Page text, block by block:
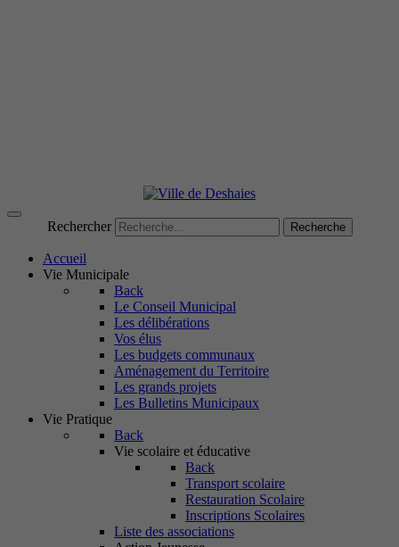
Rechercher Recherche
Accueil
Vie Municipale
Back
Le Conseil Municipal
Les délibérations
Vos élus
Les budgets communaux
Aménagement du Territoire
Les grands projets
Les Bulletins Municipaux
Vie Pratique
Back
Vie scolaire et éducative
Back
Transport scolaire
Restauration Scolaire
Inscriptions Scolaires
Liste des associations